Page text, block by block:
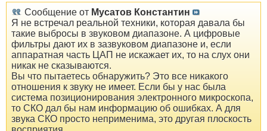
Сообщение от Мусатов Константин
Я не встречал реальной техники, которая давала бы
такие выбросы в звуковом диапазоне. А цифровые
фильтры дают их в зазвуковом диапазоне и, если
аппаратная часть ЦАП не искажает их, то на слух они
никак не сказываются.
Вы что пытаетесь обнаружить? Это все никакого
отношения к звуку не имеет. Если бы у нас была
система позиционирования электронного микроскопа,
то СКО дал бы нам информацию об ошибках. А для
звука СКО просто неприменима, это другая плоскость